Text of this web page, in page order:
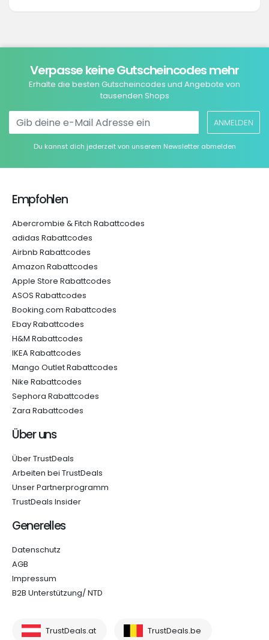
Verpasse keine Gutscheincodes mehr
Erhalte die besten Gutscheincodes und Angebote von
tausenden Shops
ANMELDEN
Du kannst dich jederzeit von unserem Newsletter abmelden
Empfohlen
Abercrombie & Fitch Rabattcodes
adidas Rabattcodes
Airbnb Rabattcodes
Amazon Rabattcodes
Apple Store Rabattcodes
ASOS Rabattcodes
Booking.com Rabattcodes
Ebay Rabattcodes
H&M Rabattcodes
IKEA Rabattcodes
Mango Outlet Rabattcodes
Nike Rabattcodes
Sephora Rabattcodes
Zara Rabattcodes
Über uns
Über TrustDeals
Arbeiten bei TrustDeals
Unser Partnerprogramm
TrustDeals Insider
Generelles
Datenschutz
AGB
Impressum
B2B Unterstützung/ NTD
TrustDeals.at TrustDeals.be